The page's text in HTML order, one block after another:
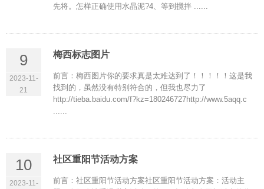
先将。怎样正确使用水晶泥?4、等到搅拌 ......
9
2023-11-
21
梅西标志图片
前言：梅西图片你的要求真是太难达到了！！！！！这是我
找到的，虽然没有特别符合的，但我也尽力了
http://tieba.baidu.com/f?kz=180246727http://www.5aqq.c
......
10
2023-11-
社区重阳节活动方案
前言：社区重阳节活动方案社区重阳节活动方案：活动主